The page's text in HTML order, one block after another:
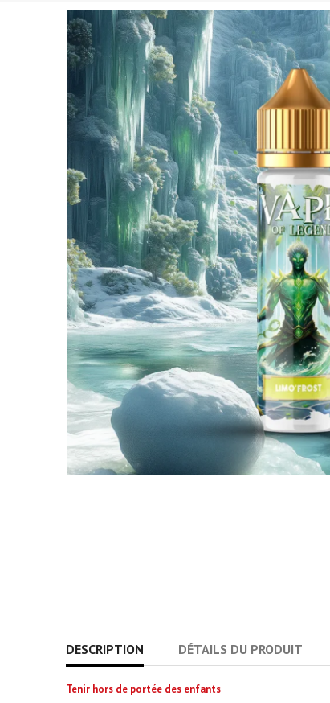
DESCRIPTION DÉTAILS DU PRODUIT
Tenir hors de portée des enfants